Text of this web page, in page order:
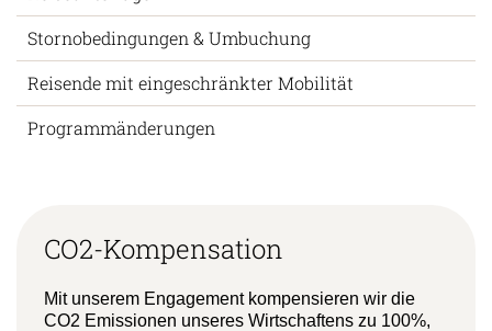
Stornobedingungen & Umbuchung
Reisende mit eingeschränkter Mobilität
Programmänderungen
CO2-Kompensation
Mit unserem Engagement kompensieren wir die
CO2 Emissionen unseres Wirtschaftens zu 100%,